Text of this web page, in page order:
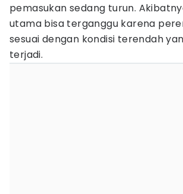
pemasukan sedang turun.
utama bisa terganggu karena
sesuai dengan kondisi terendah
terjadi.